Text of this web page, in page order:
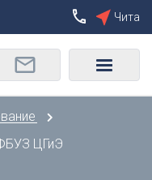
Сбросить
О
Орел
Оренбург
Чита
ЦГиЭ